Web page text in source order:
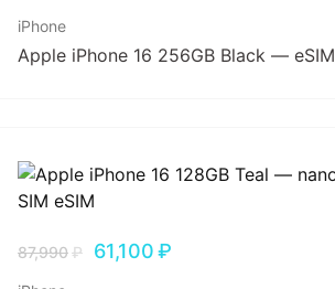
iPhone
Apple iPhone 16 256GB Black — eSIM
87,990₽ 61,100₽